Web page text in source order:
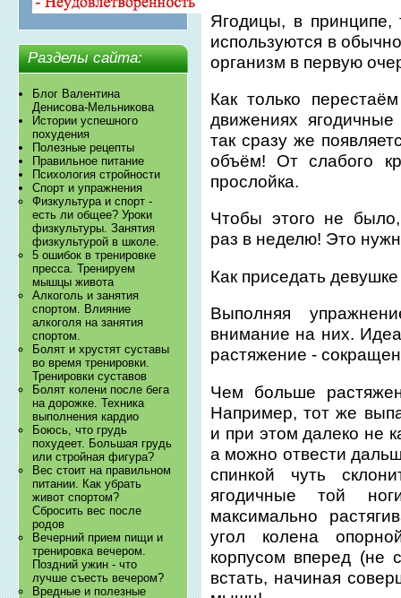
Разделы сайта:
Блог Валентина
Денисова-Мельникова
Истории успешного
похудения
Полезные рецепты
Правильное питание
Психология стройности
Спорт и упражнения
Физкультура и спорт -
есть ли общее? Уроки
физкультуры. Занятия
физкультурой в школе.
5 ошибок в тренировке
пресса. Тренируем
мышцы живота
Алкоголь и занятия
спортом. Влияние
алкоголя на занятия
спортом.
Болят и хрустят суставы
во время тренировки.
Тренировки суставов
Болят колени после бега
на дорожке. Техника
выполнения кардио
Боюсь, что грудь
похудеет. Большая грудь
или стройная фигура?
Вес стоит на правильном
питании. Как убрать
живот спортом?
Сбросить вес после
родов
Вечерний прием пищи и
тренировка вечером.
Поздний ужин - что
лучше съесть вечером?
Вредные и полезные
Ягодицы, в
используются в
организм в первую
Как только
движениях
так сразу же
объём! От слабого
прослойка.
Чтобы этого не было,
раз в неделю! Это
Как приседать
Выполняя
внимание на них.
растяжение -
Чем больше
Например, тот же
и при этом далеко не
а можно отвести
спинкой чуть
ягодичные той
максимально
угол колена
корпусом вперед (не
встать, начиная